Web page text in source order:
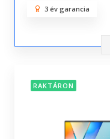
3 év garancia
RAKTÁRON